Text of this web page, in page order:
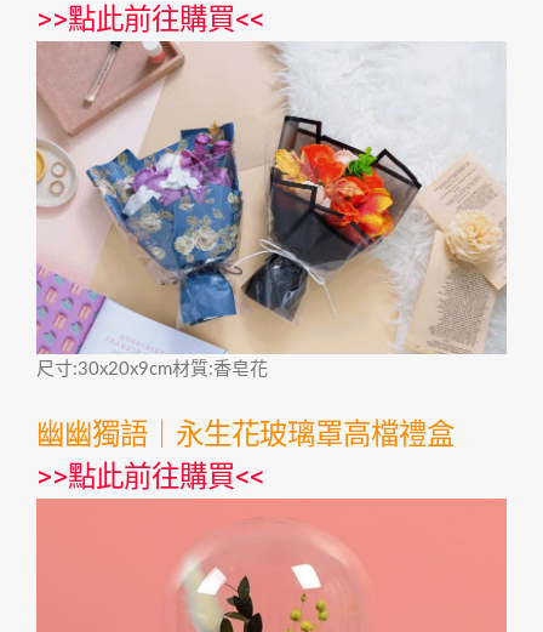
>>點此前往購買<<
尺寸:30x20x9cm材質:香皂花
幽幽獨語｜永生花玻璃罩高檔禮盒
>>點此前往購買<<